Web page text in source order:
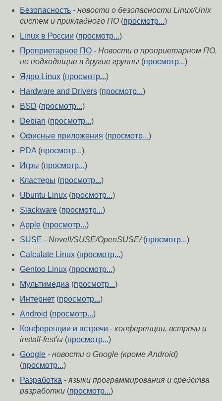
Безопасность - новости о безопасности Linux/Unix
систем и прикладного ПО (просмотр...)
Linux в России (просмотр...)
Проприетарное ПО - Новости о проприетарном ПО,
не подходящие в другие группы (просмотр...)
Ядро Linux (просмотр...)
Hardware and Drivers (просмотр...)
BSD (просмотр...)
Debian (просмотр...)
Офисные приложения (просмотр...)
PDA (просмотр...)
Игры (просмотр...)
Кластеры (просмотр...)
Ubuntu Linux (просмотр...)
Slackware (просмотр...)
Apple (просмотр...)
SUSE - Novell/SUSE/OpenSUSE/(просмотр...)
Calculate Linux (просмотр...)
Gentoo Linux (просмотр...)
Мультимедиа (просмотр...)
Интернет (просмотр...)
Android (просмотр...)
Конференции и встречи - конференции, встречи и
install-fest'ы (просмотр...)
Google - новости о Google (кроме Android)
(просмотр...)
Разработка - языки программирования и средства
разработки (просмотр...)